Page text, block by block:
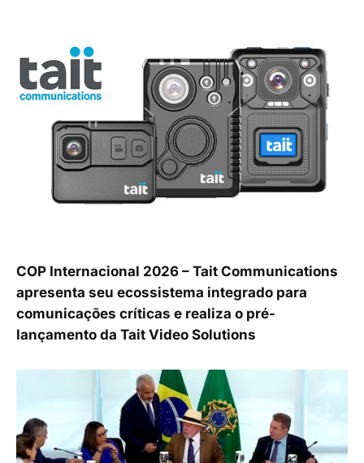
COP Internacional 2026 – Tait Communications
apresenta seu ecossistema integrado para
comunicações críticas e realiza o pré-
lançamento da Tait Video Solutions